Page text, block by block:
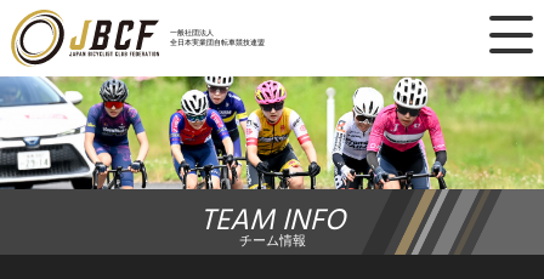
一般社団法人
全日本実業団自転車競技連盟
×
ニュース
レース日程
ランキング
TEAM INFO
チーム情報